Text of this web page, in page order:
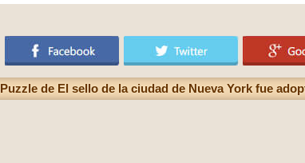
Puzzle de El sello de la ciudad de Nueva York fue